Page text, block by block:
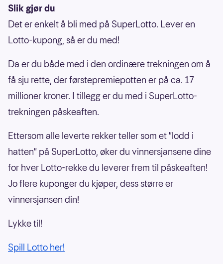
Slik gjør du
Det er enkelt å bli med på SuperLotto. Lever en
Lotto-kupong, så er du med!
Da er du både med i den ordinære trekningen om å
få sju rette, der førstepremiepotten er på ca. 17
millioner kroner. I tillegg er du med i SuperLotto-
trekningen påskeaften.
Ettersom alle leverte rekker teller som et "lodd i
hatten" på SuperLotto, øker du vinnersjansene dine
for hver Lotto-rekke du leverer frem til påskeaften!
Jo flere kuponger du kjøper, dess større er
vinnersjansen din!
Lykke til!
Spill Lotto her!